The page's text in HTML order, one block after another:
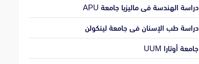
دراسة الهندسة فى ماليزيا جامعة APU
دراسة طب الإسنان فى جامعة لينكولن
جامعة أوتارا UUM